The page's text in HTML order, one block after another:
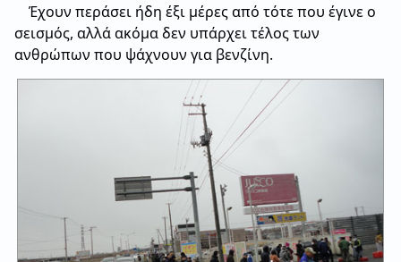
Έχουν περάσει ήδη έξι μέρες από τότε που έγινε ο
σεισμός, αλλά ακόμα δεν υπάρχει τέλος των
ανθρώπων που ψάχνουν για βενζίνη.